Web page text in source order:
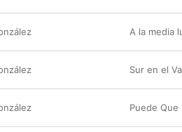
A la media
Sur en el
Puede